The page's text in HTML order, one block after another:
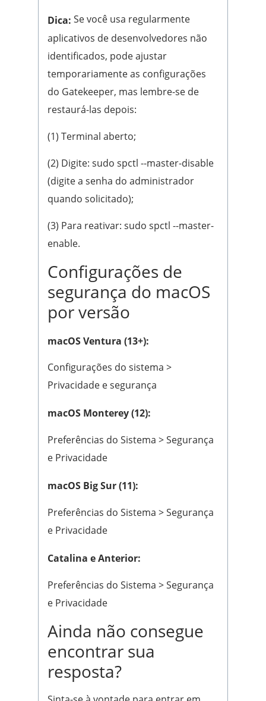
Dica: Se você usa regularmente
aplicativos de desenvolvedores não
identificados, pode ajustar
temporariamente as configurações
do Gatekeeper, mas lembre-se de
restaurá-las depois:
(1) Terminal aberto;
(2) Digite: sudo spctl --master-disable
(digite a senha do administrador
quando solicitado);
(3) Para reativar: sudo spctl --master-
enable.
Configurações de
segurança do macOS
por versão
macOS Ventura (13+):
Configurações do sistema >
Privacidade e segurança
macOS Monterey (12):
Preferências do Sistema > Segurança
e Privacidade
macOS Big Sur (11):
Preferências do Sistema > Segurança
e Privacidade
Catalina e Anterior:
Preferências do Sistema > Segurança
e Privacidade
Ainda não consegue
encontrar sua
resposta?